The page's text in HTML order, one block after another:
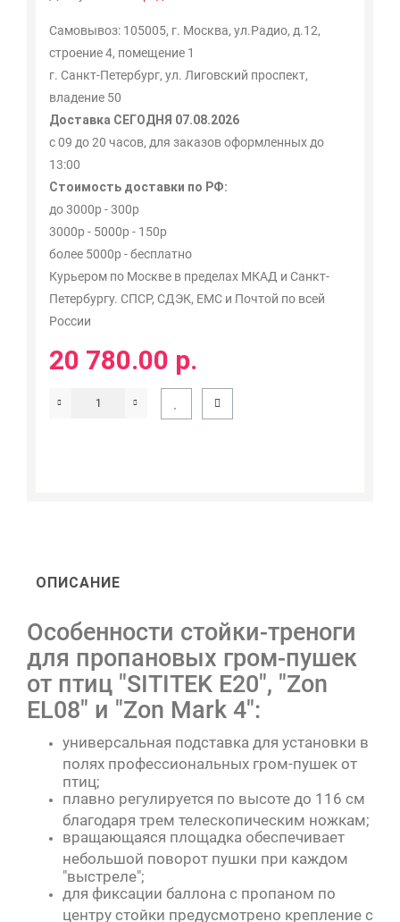
Самовывоз: 105005, г. Москва, ул.Радио, д.12,
строение 4, помещение 1
г. Санкт-Петербург, ул. Лиговский проспект,
владение 50
Доставка СЕГОДНЯ 07.08.2026
с 09 до 20 часов, для заказов оформленных до
13:00
Стоимость доставки по РФ:
до 3000р - 300р
3000р - 5000р - 150р
более 5000р - бесплатно
Курьером по Москве в пределах МКАД и Санкт-
Петербургу. СПСР, СДЭК, ЕМС и Почтой по всей
России
20 780.00 р.
ОПИСАНИЕ
Особенности стойки-треноги
для пропановых гром-пушек
от птиц "SITITEK E20", "Zon
EL08" и "Zon Mark 4":
универсальная подставка для установки в
полях профессиональных гром-пушек от
птиц;
плавно регулируется по высоте до 116 см
благодаря трем телескопическим ножкам;
вращающаяся площадка обеспечивает
небольшой поворот пушки при каждом
"выстреле";
для фиксации баллона с пропаном по
центру стойки предусмотрено крепление с